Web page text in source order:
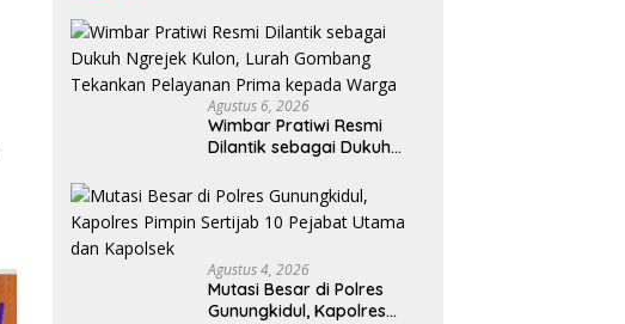
Agustus 6, 2026
Wimbar Pratiwi Resmi
Dilantik sebagai Dukuh
Gombang Tekankan
Pelayanan Prima kepada
Warga
Agustus 4, 2026
Mutasi Besar di Polres
Gunungkidul, Kapolres